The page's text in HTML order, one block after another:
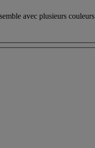
avec plusieurs couleurs